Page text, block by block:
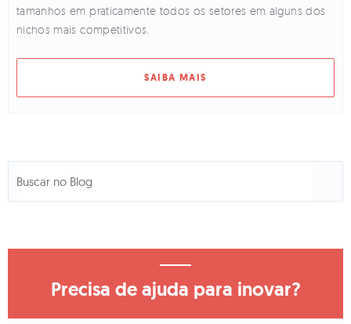
tamanhos em praticamente todos os setores em alguns dos
nichos mais competitivos.
SAIBA MAIS
Precisa de ajuda para inovar?